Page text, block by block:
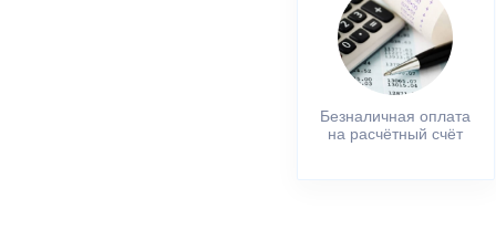
Безналичная оплата
на расчётный счёт